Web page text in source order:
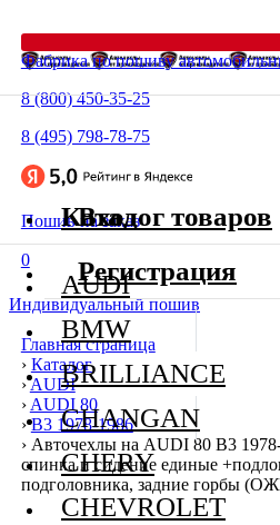
Фабрика по пошиву
8 (800) 450-35-25
8 (495) 798-78-75
Пошив на заказ
0
Индивидуальный пошив
Главная страница
› Каталог
›AUDI
› AUDI 80
› В3 1978-1986
› Авточехлы на AUDI 80 В3 1978-
спинка и сидение единые
подголовника, задние горбы
Каталог товаров
AUDI
BMW
BRILLIANCE
CHANGAN
CHERY
CHEVROLET
Вход
Регистрация